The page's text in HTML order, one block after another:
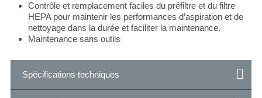
Contrôle et remplacement faciles du préfiltre et du filtre
HEPA pour maintenir les performances d’aspiration et de
nettoyage dans la durée et faciliter la maintenance.
Maintenance sans outils
Spécifications techniques